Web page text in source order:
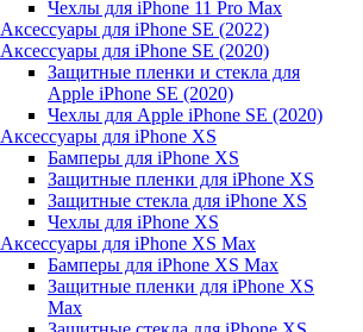
Чехлы для iPhone 11 Pro Max
Аксессуары для iPhone SE (2022)
Аксессуары для iPhone SE (2020)
Защитные пленки и стекла для
Apple iPhone SE (2020)
Чехлы для Apple iPhone SE (2020)
Аксессуары для iPhone ХS
Бамперы для iPhone ХS
Защитные пленки для iPhone ХS
Защитные стекла для iPhone ХS
Чехлы для iPhone ХS
Аксессуары для iPhone ХS Max
Бамперы для iPhone XS Max
Защитные пленки для iPhone XS
Max